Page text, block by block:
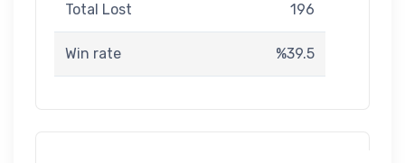
Total Lost 196
Win rate %39.5